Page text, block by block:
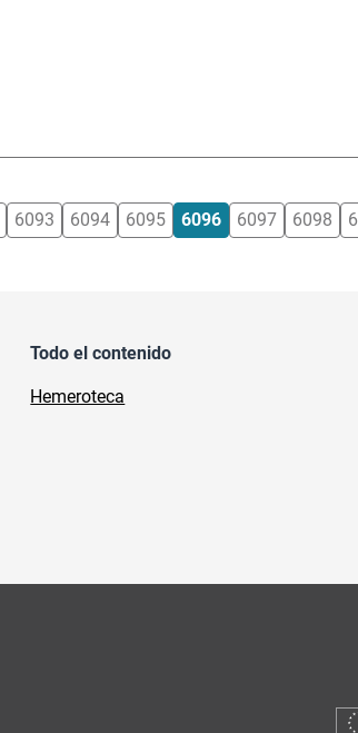
6093 6094 6095 6096 6097 6098
Todo el contenido
Hemeroteca